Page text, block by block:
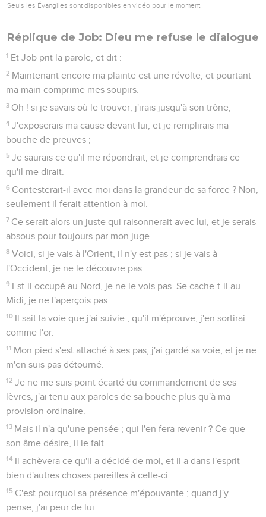
Seuls les Évangiles sont disponibles en vidéo pour le moment.
Réplique de Job: Dieu me refuse le dialogue
1 Et Job prit la parole, et dit :
2 Maintenant encore ma plainte est une révolte, et pourtant
ma main comprime mes soupirs.
3 Oh ! si je savais où le trouver, j'irais jusqu'à son trône,
4 J'exposerais ma cause devant lui, et je remplirais ma
bouche de preuves ;
5 Je saurais ce qu'il me répondrait, et je comprendrais ce
qu'il me dirait.
6 Contesterait-il avec moi dans la grandeur de sa force ? Non,
seulement il ferait attention à moi.
7 Ce serait alors un juste qui raisonnerait avec lui, et je serais
absous pour toujours par mon juge.
8 Voici, si je vais à l'Orient, il n'y est pas ; si je vais à
l'Occident, je ne le découvre pas.
9 Est-il occupé au Nord, je ne le vois pas. Se cache-t-il au
Midi, je ne l'aperçois pas.
10 Il sait la voie que j'ai suivie ; qu'il m'éprouve, j'en sortirai
comme l'or.
11 Mon pied s'est attaché à ses pas, j'ai gardé sa voie, et je ne
m'en suis pas détourné.
12 Je ne me suis point écarté du commandement de ses
lèvres, j'ai tenu aux paroles de sa bouche plus qu'à ma
provision ordinaire.
13 Mais il n'a qu'une pensée ; qui l'en fera revenir ? Ce que
son âme désire, il le fait.
14 Il achèvera ce qu'il a décidé de moi, et il a dans l'esprit
bien d'autres choses pareilles à celle-ci.
15 C'est pourquoi sa présence m'épouvante ; quand j'y
pense, j'ai peur de lui.